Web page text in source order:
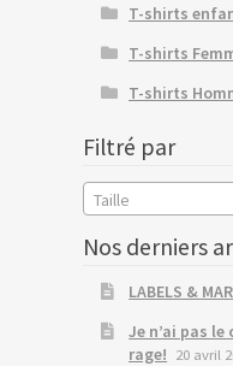
T-shirts
T-shirts
T-shirts
Filtré par
Taille
Nos derniers
LABELS &
Je n’ai pas
rage! 20 avril